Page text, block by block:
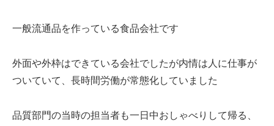
一般流通品を作っている食品会社です
外面や外枠はできている会社でしたが内情は人に仕事が
ついていて、長時間労働が常態化していました
品質部門の当時の担当者も一日中おしゃべりして帰る、